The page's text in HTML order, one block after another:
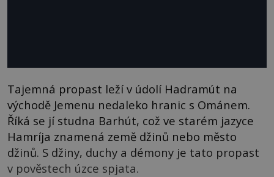
Tajemná propast leží v údolí Hadramút na
východě Jemenu nedaleko hranic s Ománem.
Říká se jí studna Barhút, což ve starém jazyce
Hamríja znamená země džinů nebo město
džinů. S džiny, duchy a démony je tato propast
v pověstech úzce spjata.